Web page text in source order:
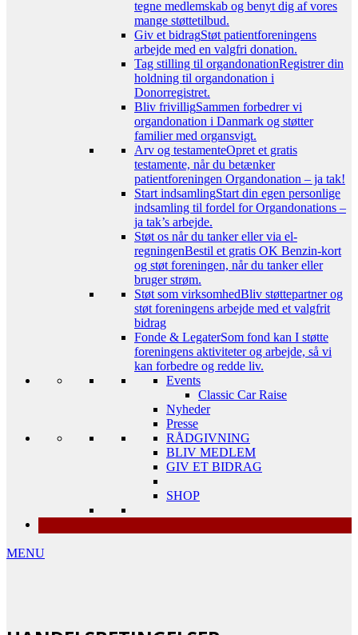
tegne medlemskab og benyt dig af vores
mange støttetilbud.
Giv et bidragStøt patientforeningens
arbejde med en valgfri donation.
Tag stilling til organdonationRegistrer din
holdning til organdonation i
Donorregistret.
Bliv frivilligSammen forbedrer vi
organdonation i Danmark og støtter
familier med organsvigt.
Arv og testamenteOpret et gratis
testamente, når du betænker
patientforeningen Organdonation – ja tak!
Start indsamlingStart din egen personlige
indsamling til fordel for Organdonations –
ja tak’s arbejde.
Støt os når du tanker eller via el-
regningenBestil et gratis OK Benzin-kort
og støt foreningen, når du tanker eller
bruger strøm.
Støt som virksomhedBliv støttepartner og
støt foreningens arbejde med et valgfrit
bidrag
Fonde & LegaterSom fond kan I støtte
foreningens aktiviteter og arbejde, så vi
kan forbedre og redde liv.
Events
Classic Car Raise
Nyheder
Presse
RÅDGIVNING
BLIV MEDLEM
GIV ET BIDRAG
SHOP
MENU